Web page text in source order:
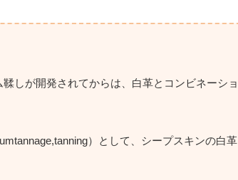
しが開発されてからは、白革とコンビネーショ
）として、シープスキンの白革